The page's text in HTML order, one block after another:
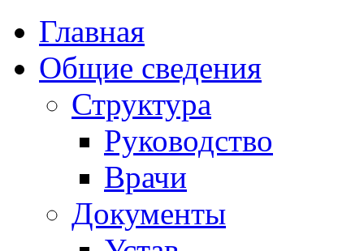
Главная
Общие сведения
Структура
Руководство
Врачи
Документы